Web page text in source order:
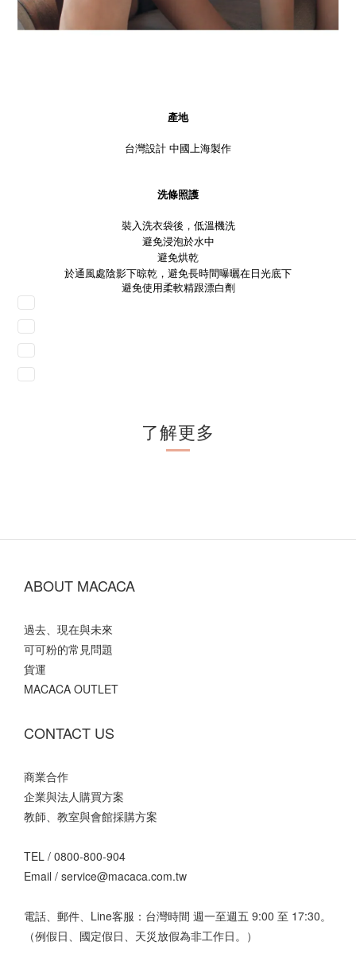
產地
台灣設計 中國上海製作
洗條照護
裝入洗衣袋後，低溫機洗
避免浸泡於水中
避免烘乾
於通風處陰影下晾乾，避免長時間曝曬在日光底下
避免使用柔軟精跟漂白劑
了解更多
ABOUT MACACA
過去、現在與未來
可可粉的常見問題
貨運
MACACA OUTLET
CONTACT US
商業合作
企業與法人購買方案
教師、教室與會館採購方案
TEL / 0800-800-904
Email / service@macaca.com.tw
電話、郵件、Line客服：台灣時間 週一至週五 9:00 至 17:30。
（例假日、國定假日、天災放假為非工作日。）